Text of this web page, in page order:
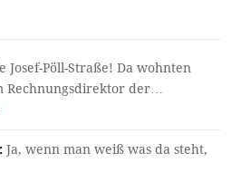
Josef-Pöll-Straße! Da wohnten
Rechnungsdirektor der…
Ja, wenn man weiß was da steht,